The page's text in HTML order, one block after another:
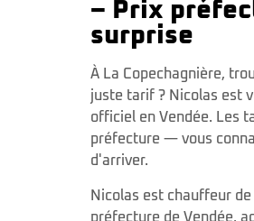
– Prix
surprise
À La Copechagnière,
juste tarif ? Nicolas est
officiel en Vendée. Les
préfecture — vous
d'arriver.
Nicolas est chauffeur
préfecture de Vendée,